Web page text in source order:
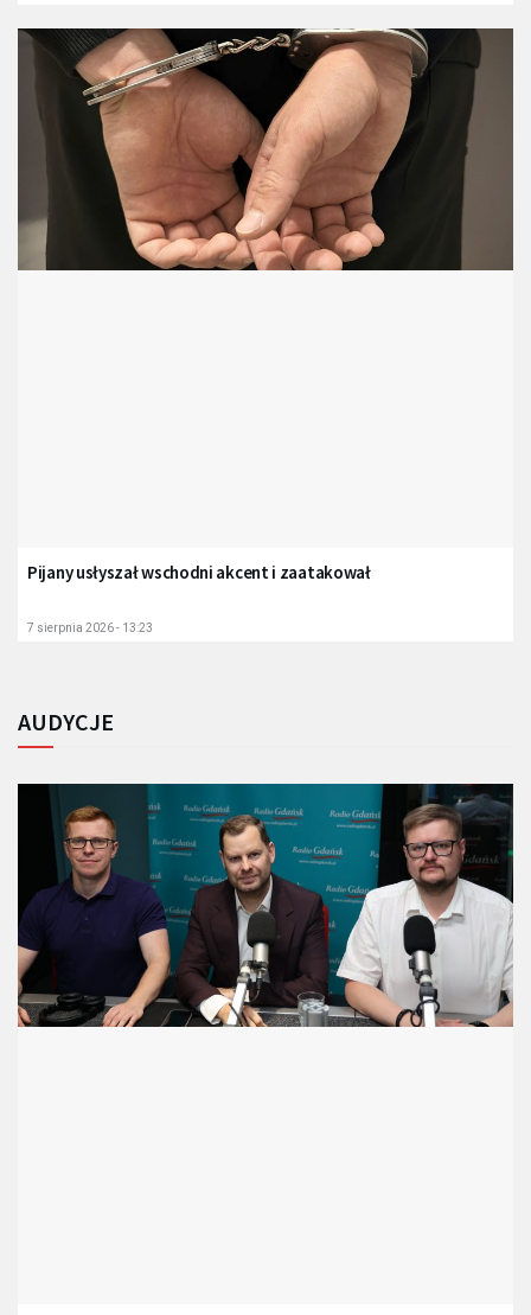
Pijany usłyszał wschodni akcent i zaatakował
7 sierpnia 2026 - 13:23
AUDYCJE